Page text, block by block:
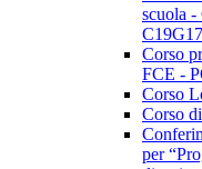
scuola -
Corso
FCE -
Corso
Corso
per